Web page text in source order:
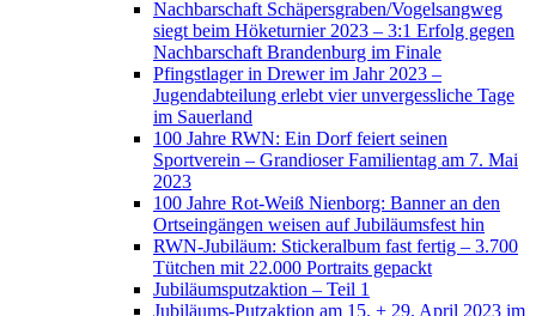
Nachbarschaft Schäpersgraben/Vogelsangweg
siegt beim Höketurnier 2023 – 3:1 Erfolg gegen
Nachbarschaft Brandenburg im Finale
Pfingstlager in Drewer im Jahr 2023 –
Jugendabteilung erlebt vier unvergessliche Tage
im Sauerland
100 Jahre RWN: Ein Dorf feiert seinen
Sportverein – Grandioser Familientag am 7. Mai
2023
100 Jahre Rot-Weiß Nienborg: Banner an den
Ortseingängen weisen auf Jubiläumsfest hin
RWN-Jubiläum: Stickeralbum fast fertig – 3.700
Tütchen mit 22.000 Portraits gepackt
Jubiläumsputzaktion – Teil 1
Jubiläums-Putzaktion am 15. + 29. April 2023 im